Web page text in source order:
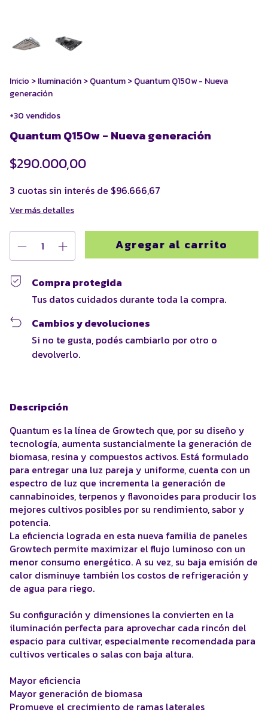
Inicio >Iluminación>Quantum>Quantum Q150w - Nueva
generación
+30 vendidos
Quantum Q150w - Nueva generación
$290.000,00
3 cuotas sin interés de $96.666,67
Ver más detalles
Compra protegida
Tus datos cuidados durante toda la compra.
Cambios y devoluciones
Si no te gusta, podés cambiarlo por otro o
devolverlo.
Descripción
Quantum es la línea de Growtech que, por su diseño y
tecnología, aumenta sustancialmente la generación de
biomasa, resina y compuestos activos. Está formulado
para entregar una luz pareja y uniforme, cuenta con un
espectro de luz que incrementa la generación de
cannabinoides, terpenos y flavonoides para producir los
mejores cultivos posibles por su rendimiento, sabor y
potencia.
La eficiencia lograda en esta nueva familia de paneles
Growtech permite maximizar el flujo luminoso con un
menor consumo energético. A su vez, su baja emisión de
calor disminuye también los costos de refrigeración y
de agua para riego.
Su configuración y dimensiones la convierten en la
iluminación perfecta para aprovechar cada rincón del
espacio para cultivar, especialmente recomendada para
cultivos verticales o salas con baja altura.
Mayor eficiencia
Mayor generación de biomasa
Promueve el crecimiento de ramas laterales